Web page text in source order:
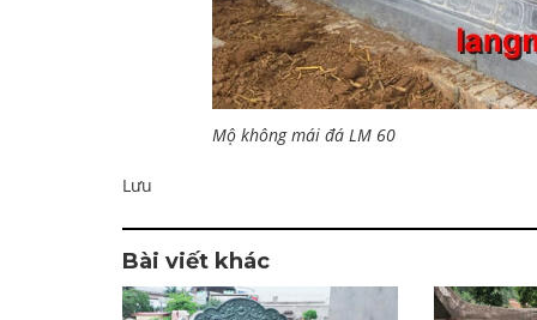
Mộ không mái đá LM 60
Lưu
Bài viết khác